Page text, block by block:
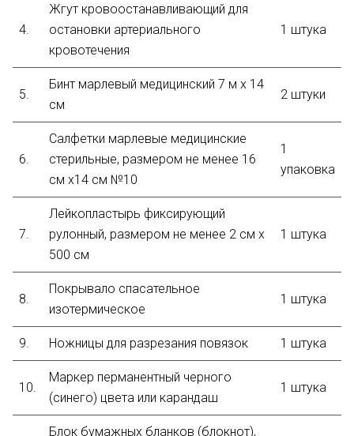
4.
Жгут кровоостанавливающий для
остановки артериального
кровотечения
1 штука
5.
Бинт марлевый медицинский 7 м х 14
см
2 штуки
6.
Салфетки марлевые медицинские
стерильные, размером не менее 16
см х14 см №10
1
упаковка
7.
Лейкопластырь фиксирующий
рулонный, размером не менее 2 см x
500 см
1 штука
8.
Покрывало спасательное
изотермическое
1 штука
9. Ножницы для разрезания повязок 1 штука
10.
Маркер перманентный черного
(синего) цвета или карандаш
1 штука
Блок бумажных бланков (блокнот),